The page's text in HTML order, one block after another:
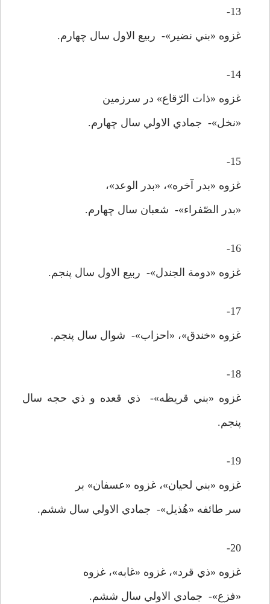
13-
غزوه «بني نضير»- ربيع الاول سال چهارم.
14-
غزوه «ذات الرّقاع» در سرزمين
«نخل»- جمادي الاولي سال چهارم.
15-
غزوه «بدر آخره»، «بدر الوعد»،
«بدر الصّفراء»- شعبان سال چهارم.
16-
غزوه «دومة الجندل»- ربيع الاول سال پنجم.
17-
غزوه «خندق»، «احزاب»- شوال سال پنجم.
18-
غزوه «بني قريظه»- ذي قعده و ذي حجه سال
پنجم.
19-
غزوه «بني لحيان»، غزوه «عسفان» بر
سر طائفه «هُذيل»- جمادي الاولي سال ششم.
20-
غزوه «ذي قرد»، غزوه «غابه»، غزوه
«فزع»- جمادي الاولي سال ششم.